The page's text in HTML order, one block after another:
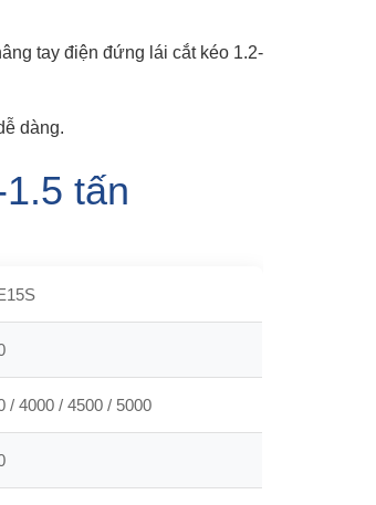
tay điện đứng lái cắt kéo 1.2-
dàng.
tấn
/ 4000 / 4500 / 5000